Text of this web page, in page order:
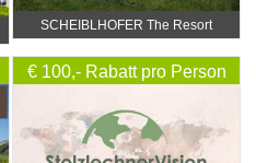
SCHEIBLHOFER The Resort
€ 100,- Rabatt pro Person